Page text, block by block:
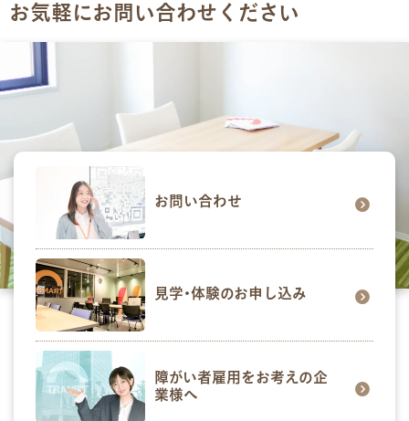
お気軽にお問い合わせください
お問い合わせ
見学･体験のお申し込み
障がい者雇用をお考えの企
業様へ